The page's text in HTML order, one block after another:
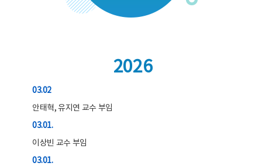
2026
03.02
안태혁, 유지연 교수 부임
03.01.
이상빈 교수 부임
03.01.